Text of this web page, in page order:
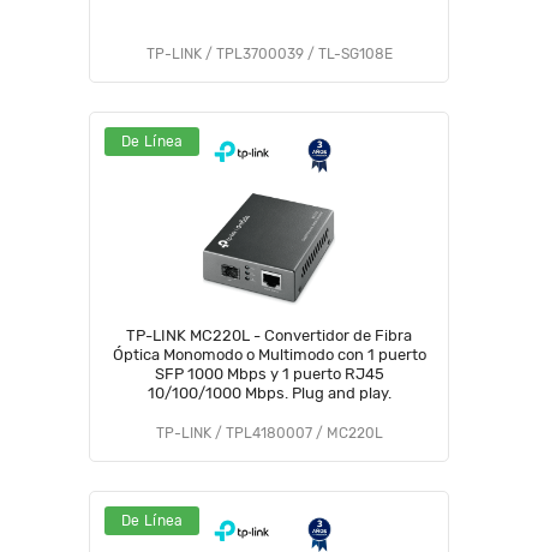
TP-LINK / TPL3700039 / TL-SG108E
De Línea
TP-LINK MC220L - Convertidor de Fibra
Óptica Monomodo o Multimodo con 1 puerto
SFP 1000 Mbps y 1 puerto RJ45
10/100/1000 Mbps. Plug and play.
TP-LINK / TPL4180007 / MC220L
De Línea